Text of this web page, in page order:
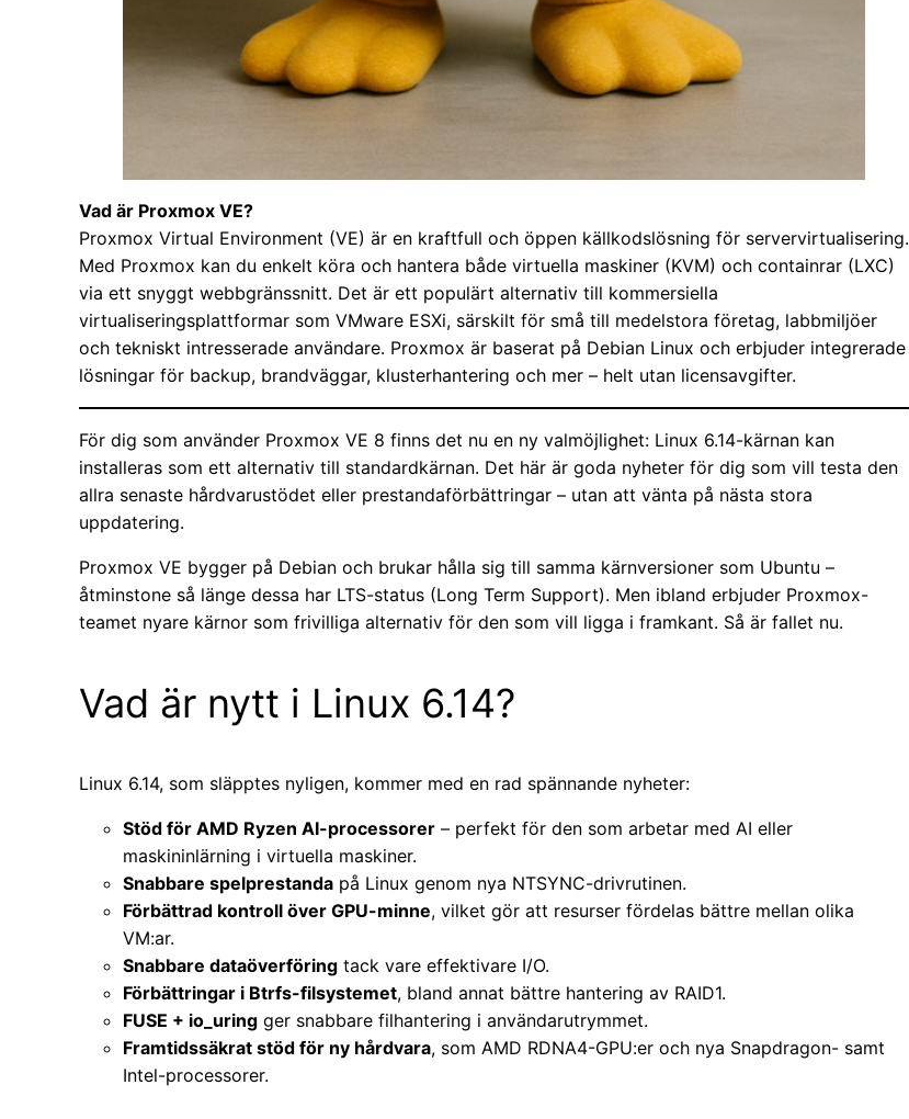
Vad är Proxmox VE?
Proxmox Virtual Environment (VE) är en kraftfull och öppen källkodslösning för servervirtualisering.
Med Proxmox kan du enkelt köra och hantera både virtuella maskiner (KVM) och containrar (LXC)
via ett snyggt webbgränssnitt. Det är ett populärt alternativ till kommersiella
virtualiseringsplattformar som VMware ESXi, särskilt för små till medelstora företag, labbmiljöer
och tekniskt intresserade användare. Proxmox är baserat på Debian Linux och erbjuder integrerade
lösningar för backup, brandväggar, klusterhantering och mer – helt utan licensavgifter.
För dig som använder Proxmox VE 8 finns det nu en ny valmöjlighet: Linux 6.14-kärnan kan
installeras som ett alternativ till standardkärnan. Det här är goda nyheter för dig som vill testa den
allra senaste hårdvarustödet eller prestandaförbättringar – utan att vänta på nästa stora
uppdatering.
Proxmox VE bygger på Debian och brukar hålla sig till samma kärnversioner som Ubuntu –
åtminstone så länge dessa har LTS-status (Long Term Support). Men ibland erbjuder Proxmox-
teamet nyare kärnor som frivilliga alternativ för den som vill ligga i framkant. Så är fallet nu.
Vad är nytt i Linux 6.14?
Linux 6.14, som släpptes nyligen, kommer med en rad spännande nyheter:
Stöd för AMD Ryzen AI-processorer – perfekt för den som arbetar med AI eller
maskininlärning i virtuella maskiner.
Snabbare spelprestanda på Linux genom nya NTSYNC-drivrutinen.
Förbättrad kontroll över GPU-minne, vilket gör att resurser fördelas bättre mellan olika
VM:ar.
Snabbare dataöverföring tack vare effektivare I/O.
Förbättringar i Btrfs-filsystemet, bland annat bättre hantering av RAID1.
FUSE + io_uring ger snabbare filhantering i användarutrymmet.
Framtidssäkrat stöd för ny hårdvara, som AMD RDNA4-GPU:er och nya Snapdragon- samt
Intel-processorer.